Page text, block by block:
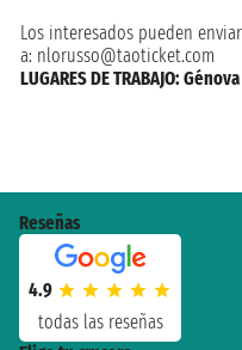
Los interesados ​​pueden
a: nlorusso@taoticket.com
LUGARES DE TRABAJO:
Reseñas
4.9
todas las reseñas